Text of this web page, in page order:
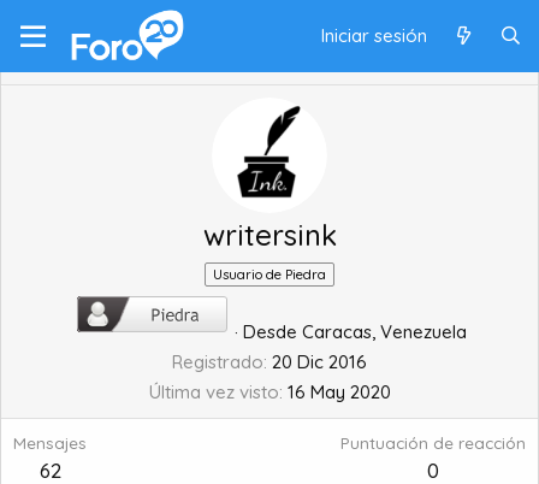
Iniciar sesión
writersink
Usuario de Piedra
· Desde Caracas, Venezuela
Registrado 20 Dic 2016
Última vez visto 16 May 2020
Mensajes
62
Puntuación de reacción
0